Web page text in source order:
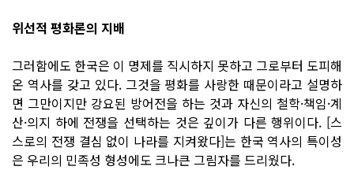
위선적 평화론의 지배
그러함에도 한국은 이 명제를 직시하지 못하고 그로부터 도피해
온 역사를 갖고 있다. 그것을 평화를 사랑한 때문이라고 설명하
면 그만이지만 강요된 방어전을 하는 것과 자신의 철학·책임·계
산·의지 하에 전쟁을 선택하는 것은 깊이가 다른 행위이다. [스
스로의 전쟁 결심 없이 나라를 지켜왔다]는 한국 역사의 특이성
은 우리의 민족성 형성에도 크나큰 그림자를 드리웠다.